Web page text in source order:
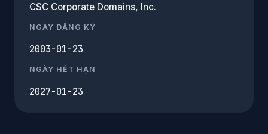
CSC Corporate Domains, Inc.
NGÀY ĐĂNG KÝ
2003-01-23
NGÀY HẾT HẠN
2027-01-23